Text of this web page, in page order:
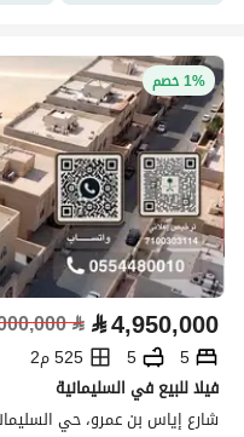
1% خصم
⃁4,950,000
⃁
5
5
525 م2
فيلا للبيع في السليمانية
شارع إياس بن عمرو، حي